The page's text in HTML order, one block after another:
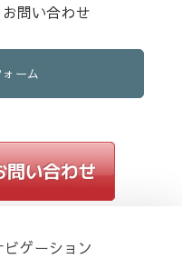
問い合わせ
ーム
ビゲーション